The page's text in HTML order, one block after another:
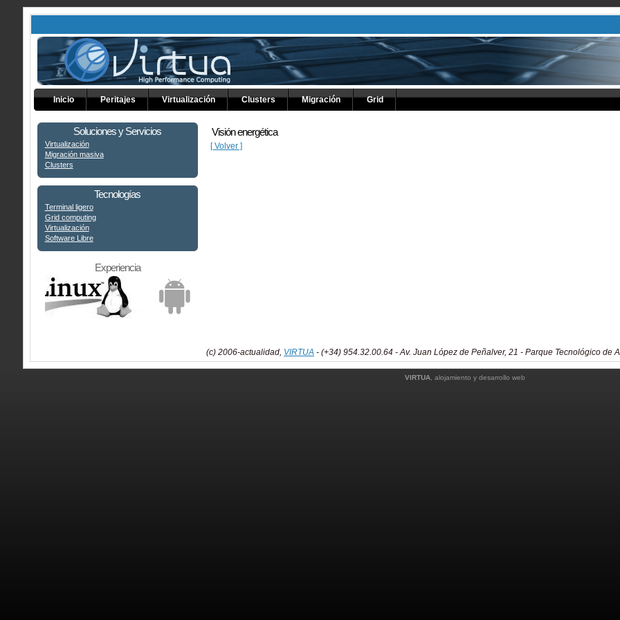
Inicio Peritajes Virtualización Clusters Migración Grid
Visión energética
[ Volver ]
Soluciones y Servicios
Virtualización
Migración masiva
Clusters
Tecnologías
Terminal ligero
Grid computing
Virtualización
Software Libre
Experiencia
(c) 2006-actualidad, VIRTUA- (+34) 954.32.00.64 - Av. Juan López de Peñalver, 21 - Parque Tecnológico de
VIRTUA , alojamiento y desarrollo web